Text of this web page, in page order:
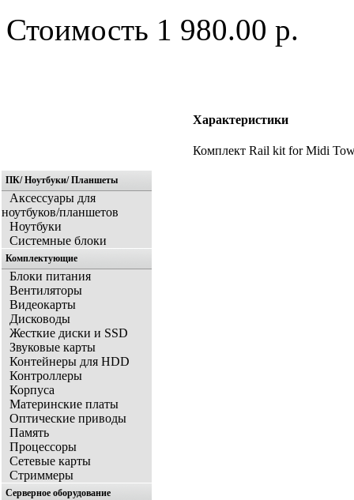
Стоимость 1 980.00 р.
Характеристики
Комплект Rail kit for Midi
ПК/ Ноутбуки/ Планшеты
Аксессуары для
ноутбуков/планшетов
Ноутбуки
Системные блоки
Комплектующие
Блоки питания
Вентиляторы
Видеокарты
Дисководы
Жесткие диски и SSD
Звуковые карты
Контейнеры для HDD
Контроллеры
Корпуса
Материнские платы
Оптические приводы
Память
Процессоры
Сетевые карты
Стриммеры
Серверное оборудование